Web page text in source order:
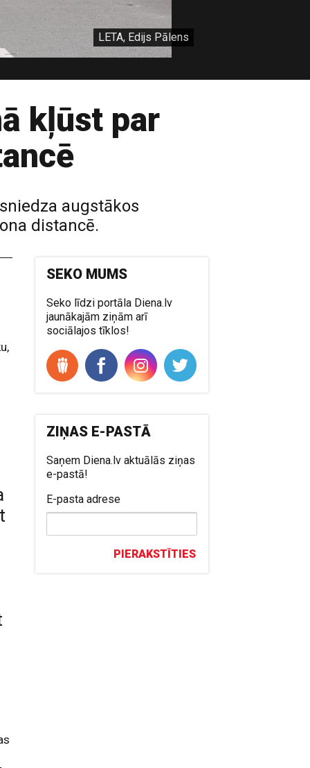
LETA, Edijs Pālens
kļūst par
augstākos
distancē.
SEKO MUMS
Seko līdzi portāla Diena.lv
jaunākajām ziņām arī
sociālajos tīklos!
ZIŅAS E-PASTĀ
Saņem Diena.lv aktuālās ziņas
e-pastā!
E-pasta adrese
PIERAKSTĪTIES